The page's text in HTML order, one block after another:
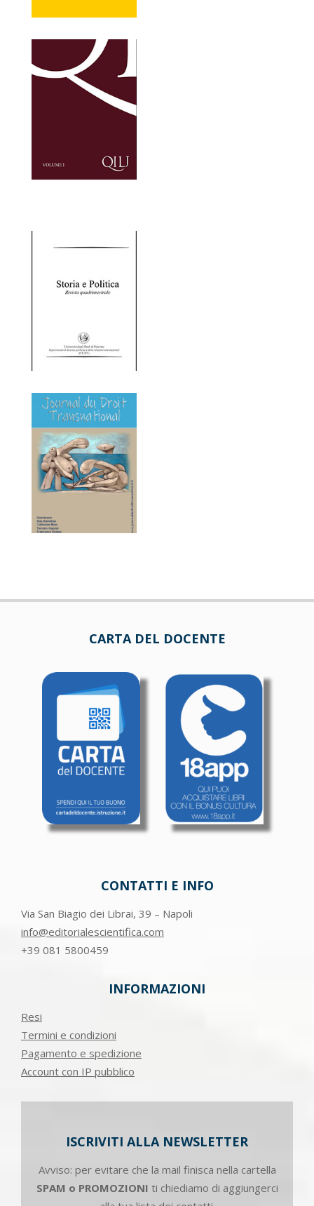
CARTA DEL DOCENTE
CONTATTI E INFO
Via San Biagio dei Librai, 39 – Napoli
info@editorialescientifica.com
+39 081 5800459
INFORMAZIONI
Resi
Termini e condizioni
Pagamento e spedizione
Account con IP pubblico
ISCRIVITI ALLA NEWSLETTER
Avviso: per evitare che la mail finisca nella cartella
SPAM o PROMOZIONI ti chiediamo di aggiungerci